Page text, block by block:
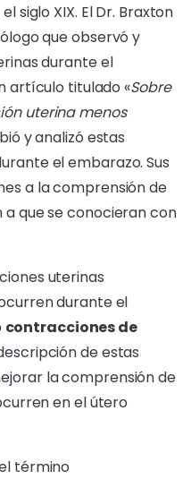
siglo XIX. El Dr. Braxton
que observó y
durante el
artículo titulado «Sobre
uterina menos
y analizó estas
el embarazo. Sus
a la comprensión de
que se conocieran con
uterinas
durante el
contracciones de
de estas
la comprensión de
en el útero
término